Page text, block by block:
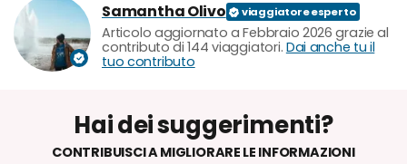
Samantha Olivo
Articolo aggiornato a Febbraio 2026 grazie al
contributo di 144 viaggiatori. Dai anche tu il
tuo contributo
Hai dei suggerimenti?
CONTRIBUISCI A MIGLIORARE LE INFORMAZIONI